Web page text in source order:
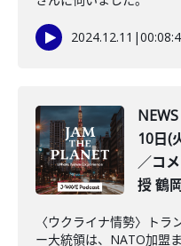
2024.12.11 |
10日(
／コ
授 鶴
〈ウクライナ情勢〉ト
ー大統領は、NATO加盟